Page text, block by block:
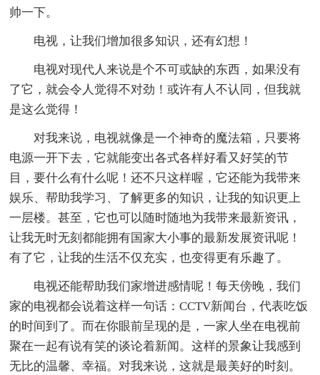
帅一下。
电视，让我们增加很多知识，还有幻想！
电视对现代人来说是个不可或缺的东西，如果没有
了它，就会令人觉得不对劲！或许有人不认同，但我就
是这么觉得！
对我来说，电视就像是一个神奇的魔法箱，只要将
电源一开下去，它就能变出各式各样好看又好笑的节
目，要什么有什么呢！还不只这样喔，它还能为我带来
娱乐、帮助我学习、了解更多的知识，让我的知识更上
一层楼。甚至，它也可以随时随地为我带来最新资讯，
让我无时无刻都能拥有国家大小事的最新发展资讯呢！
有了它，让我的生活不仅充实，也变得更有乐趣了。
电视还能帮助我们家增进感情呢！每天傍晚，我们
家的电视都会说着这样一句话：CCTV新闻台，代表吃饭
的时间到了。而在你眼前呈现的是，一家人坐在电视前
聚在一起有说有笑的谈论着新闻。这样的景象让我感到
无比的温馨、幸福。对我来说，这就是最美好的时刻。